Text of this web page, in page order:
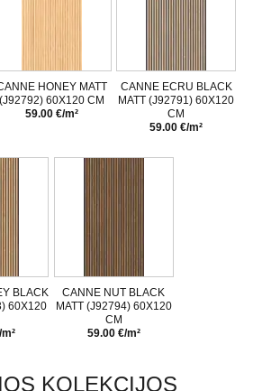
HONEY MATT
(J92792) 60X120 CM
59.00 €/m²
CANNE ECRU BLACK
MATT (J92791) 60X120
CM
59.00 €/m²
BLACK
60X120
CANNE NUT BLACK
MATT (J92794) 60X120
CM
59.00 €/m²
KOLEKCIJOS